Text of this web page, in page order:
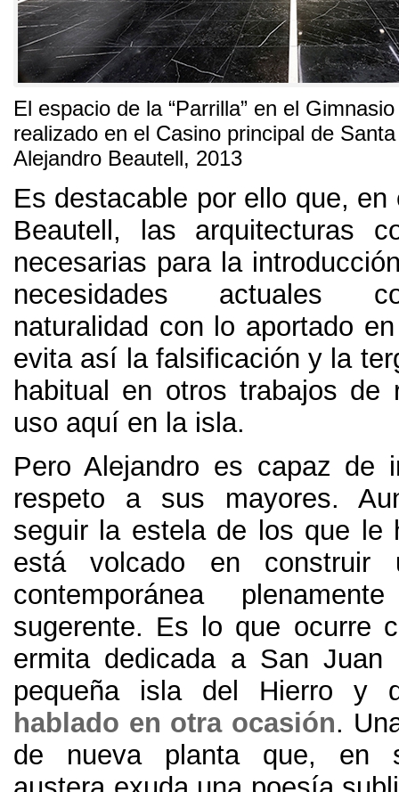
El espacio de la“Parrilla” en el
realizado en el Casino principal de
Alejandro Beautell, 2013
Es destacable por ello que, en
Beautell ,
las arquitecturas
necesarias para la
necesidades actuales
naturalidad con lo aportado
evita así la falsificación y la
habitual en otros trabajos de
uso aquí en la isla.
Pero Alejandro es capaz de
respeto a sus mayores.
seguir la estela de los que le
está volcado en construir
contemporánea
sugerente. Es lo que ocurre
ermita dedicada a San Juan
pequeña isla del Hierro y
hablado en otra ocasión.
de nueva planta que, en